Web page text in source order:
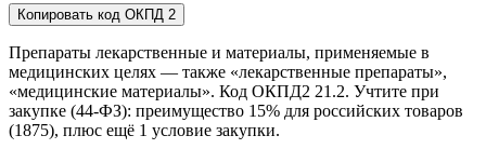
Копировать код ОКПД 2
Препараты лекарственные и материалы, применяемые в
медицинских целях — также «лекарственные препараты»,
«медицинские материалы». Код ОКПД2 21.2. Учтите при
закупке (44-ФЗ): преимущество 15% для российских товаров
(1875), плюс ещё 1 условие закупки.